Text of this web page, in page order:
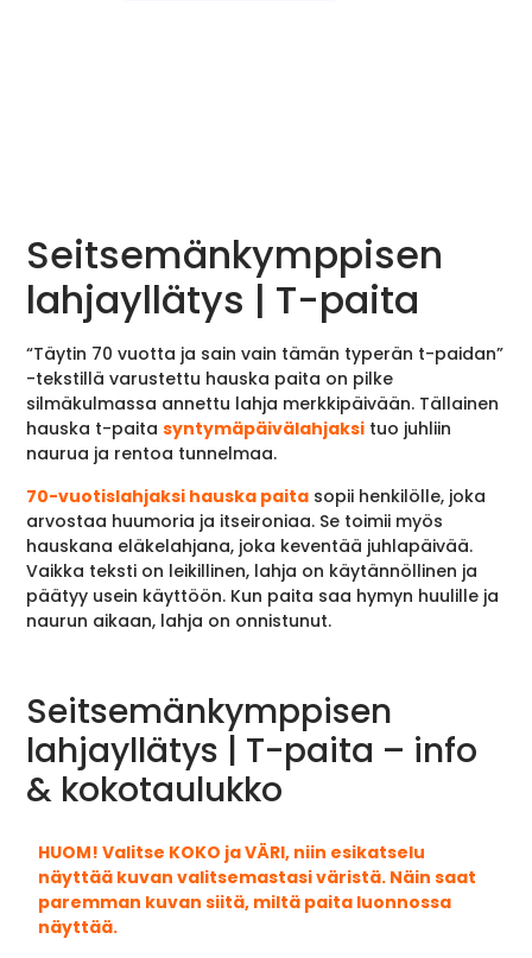
Seitsemänkymppisen
lahjayllätys | T-paita
“Täytin 70 vuotta ja sain vain tämän typerän t-paidan”
-tekstillä varustettu hauska paita on pilke
silmäkulmassa annettu lahja merkkipäivään. Tällainen
hauska t-paitasyntymäpäivälahjaksi tuo juhliin
naurua ja rentoa tunnelmaa.
70-vuotislahjaksi hauska paita sopii henkilölle, joka
arvostaa huumoria ja itseironiaa. Se toimii myös
hauskana eläkelahjana, joka keventää juhlapäivää.
Vaikka teksti on leikillinen, lahja on käytännöllinen ja
päätyy usein käyttöön. Kun paita saa hymyn huulille ja
naurun aikaan, lahja on onnistunut.
Seitsemänkymppisen
lahjayllätys | T-paita – info
& kokotaulukko
HUOM! Valitse KOKO ja VÄRI, niin esikatselu
näyttää kuvan valitsemastasi väristä. Näin saat
paremman kuvan siitä, miltä paita luonnossa
näyttää.